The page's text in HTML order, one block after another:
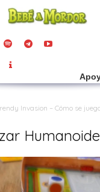
Invasion – Cómo se